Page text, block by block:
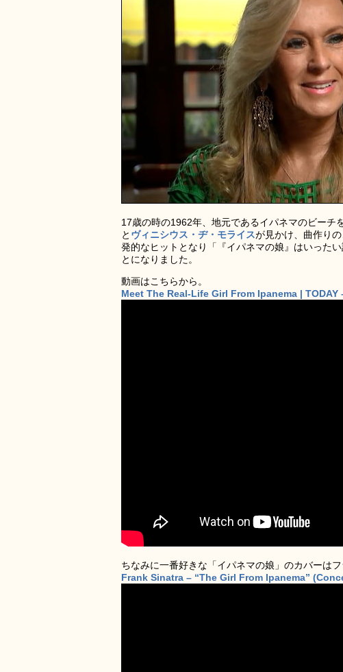
17歳の時の1962年、地元であるイパネマのビーチ
と ヴィニシウス・ヂ・モライスが見かけ、曲作り
発的なヒットとなり「『イパネマの娘』はいった
とになりました。
動画はこちらから。
Meet The Real-Life Girl From Ipanema | TODAY
ちなみに一番好きな「イパネマの娘」のカバーは
Frank Sinatra – “The Girl From Ipanema”